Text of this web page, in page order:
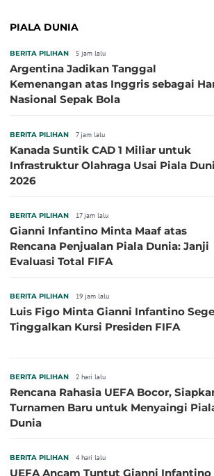
PIALA DUNIA
BERITA PILIHAN 5 jam lalu
Argentina Jadikan Tanggal
Kemenangan atas Inggris sebagai
Nasional Sepak Bola
BERITA PILIHAN 7 jam lalu
Kanada Suntik CAD 1 Miliar untuk
Infrastruktur Olahraga Usai Piala
2026
BERITA PILIHAN 17 jam lalu
Gianni Infantino Minta Maaf atas
Rencana Penjualan Piala Dunia: Janji
Evaluasi Total FIFA
BERITA PILIHAN 19 jam lalu
Luis Figo Minta Gianni Infantino
Tinggalkan Kursi Presiden FIFA
BERITA PILIHAN 2 hari lalu
Rencana Rahasia UEFA Bocor,
Turnamen Baru untuk Menyaingi
Dunia
BERITA PILIHAN 4 hari lalu
UEFA Ancam Tuntut Gianni Infantino